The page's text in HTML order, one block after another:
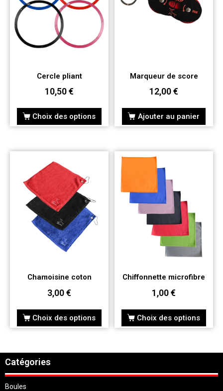
Cercle pliant
10,50€
Choix des options
Marqueur de score
12,00€
Ajouter au panier
Chamoisine coton
3,00€
Choix des options
Chiffonnette microfibre
1,00€
Choix des options
Catégories
Boules